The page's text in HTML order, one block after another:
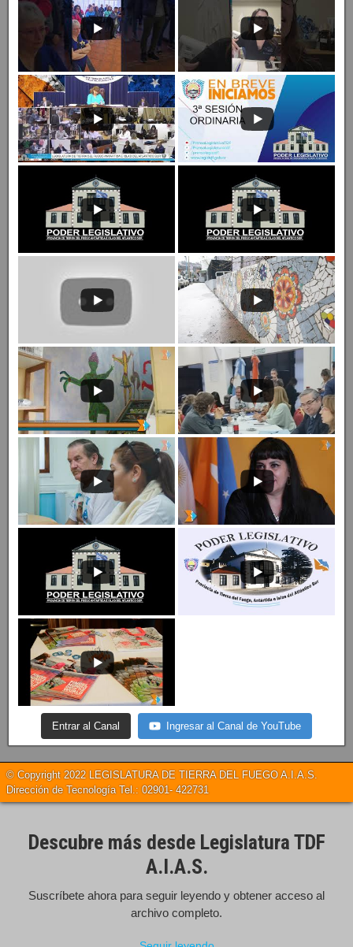
Entrar al Canal Ingresar al Canal de YouTube
© Copyright 2022 LEGISLATURA DE TIERRA DEL FUEGO A.I.A.S.
Dirección de Tecnología Tel.: 02901- 422731
Descubre más desde Legislatura TDF
A.I.A.S.
Suscríbete ahora para seguir leyendo y obtener acceso al
archivo completo.